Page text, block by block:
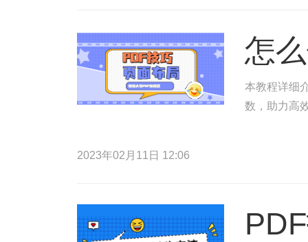
怎
本教程详细
数，助力高
2023年02月11日 12:06